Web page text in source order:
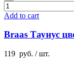
Add to cart
Braas Таунус
119 руб. / шт.